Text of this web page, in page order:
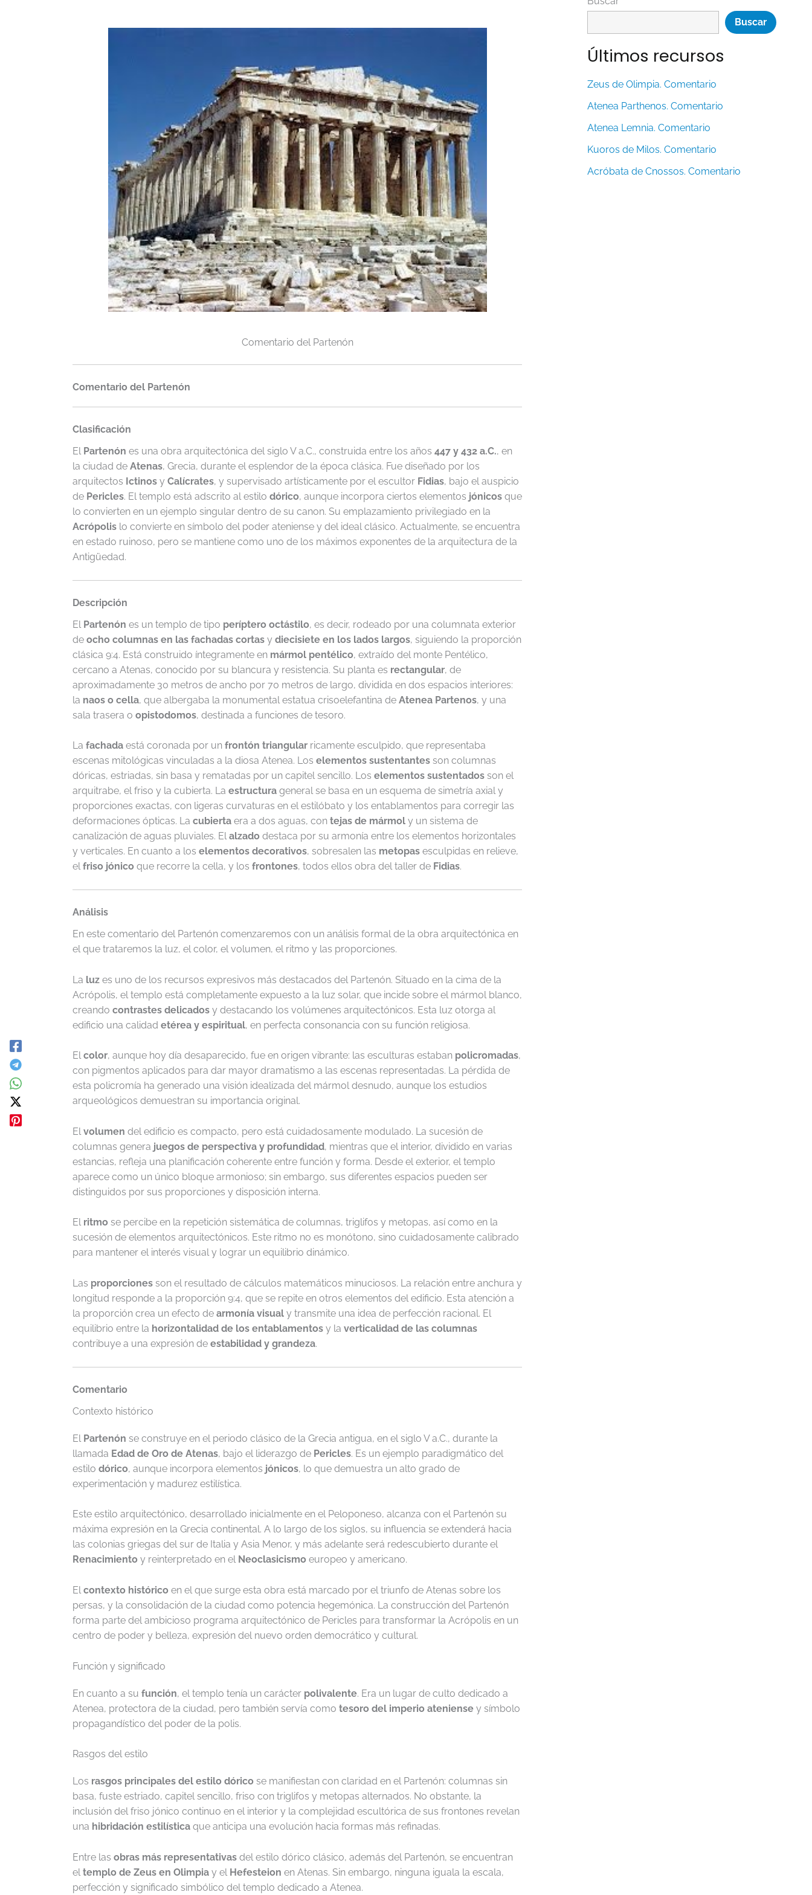
Comentario del Partenón
Comentario del Partenón
Clasificación
El Partenón es una obra arquitectónica del siglo V a.C., construida entre los años 447 y 432 a.C., en
la ciudad de Atenas, Grecia, durante el esplendor de la época clásica. Fue diseñado por los
arquitectos Ictinos y Calícrates, y supervisado artísticamente por el escultor Fidias, bajo el auspicio
de Pericles. El templo está adscrito al estilo dórico, aunque incorpora ciertos elementos jónicos que
lo convierten en un ejemplo singular dentro de su canon. Su emplazamiento privilegiado en la
Acrópolis lo convierte en símbolo del poder ateniense y del ideal clásico. Actualmente, se encuentra
en estado ruinoso, pero se mantiene como uno de los máximos exponentes de la arquitectura de la
Antigüedad.
Descripción
El Partenón es un templo de tipo períptero octástilo, es decir, rodeado por una columnata exterior
de ocho columnas en las fachadas cortas y diecisiete en los lados largos, siguiendo la proporción
clásica 9:4. Está construido íntegramente en mármol pentélico, extraído del monte Pentélico,
cercano a Atenas, conocido por su blancura y resistencia. Su planta es rectangular, de
aproximadamente 30 metros de ancho por 70 metros de largo, dividida en dos espacios interiores:
la naos o cella, que albergaba la monumental estatua crisoelefantina de Atenea Partenos, y una
sala trasera o opistodomos, destinada a funciones de tesoro.
La fachada está coronada por un frontón triangular ricamente esculpido, que representaba
escenas mitológicas vinculadas a la diosa Atenea. Los elementos sustentantes son columnas
dóricas, estriadas, sin basa y rematadas por un capitel sencillo. Los elementos sustentados son el
arquitrabe, el friso y la cubierta. La estructura general se basa en un esquema de simetría axial y
proporciones exactas, con ligeras curvaturas en el estilóbato y los entablamentos para corregir las
deformaciones ópticas. La cubierta era a dos aguas, con tejas de mármol y un sistema de
canalización de aguas pluviales. Elalzado destaca por su armonía entre los elementos horizontales
y verticales. En cuanto a los elementos decorativos, sobresalen las metopas esculpidas en relieve,
elfriso jónico que recorre la cella, y los frontones, todos ellos obra del taller de Fidias.
Análisis
En este comentario del Partenón comenzaremos con un análisis formal de la obra arquitectónica en
el que trataremos la luz, el color, el volumen, el ritmo y las proporciones.
La luz es uno de los recursos expresivos más destacados del Partenón. Situado en la cima de la
Acrópolis, el templo está completamente expuesto a la luz solar, que incide sobre el mármol blanco,
creando contrastes delicados y destacando los volúmenes arquitectónicos. Esta luz otorga al
edificio una calidad etérea y espiritual, en perfecta consonancia con su función religiosa.
Elcolor, aunque hoy día desaparecido, fue en origen vibrante: las esculturas estaban policromadas,
con pigmentos aplicados para dar mayor dramatismo a las escenas representadas. La pérdida de
esta policromía ha generado una visión idealizada del mármol desnudo, aunque los estudios
arqueológicos demuestran su importancia original.
Elvolumen del edificio es compacto, pero está cuidadosamente modulado. La sucesión de
columnas genera juegos de perspectiva y profundidad, mientras que el interior, dividido en varias
estancias, refleja una planificación coherente entre función y forma. Desde el exterior, el templo
aparece como un único bloque armonioso; sin embargo, sus diferentes espacios pueden ser
distinguidos por sus proporciones y disposición interna.
El ritmo se percibe en la repetición sistemática de columnas, triglifos y metopas, así como en la
sucesión de elementos arquitectónicos. Este ritmo no es monótono, sino cuidadosamente calibrado
para mantener el interés visual y lograr un equilibrio dinámico.
Las proporciones son el resultado de cálculos matemáticos minuciosos. La relación entre anchura y
longitud responde a la proporción 9:4, que se repite en otros elementos del edificio. Esta atención a
la proporción crea un efecto de armonía visual y transmite una idea de perfección racional. El
equilibrio entre la horizontalidad de los entablamentos y la verticalidad de las columnas
contribuye a una expresión de estabilidad y grandeza.
Comentario
Contexto histórico
El Partenón se construye en el periodo clásico de la Grecia antigua, en el siglo V a.C., durante la
llamada Edad de Oro de Atenas, bajo el liderazgo de Pericles. Es un ejemplo paradigmático del
estilo dórico, aunque incorpora elementos jónicos, lo que demuestra un alto grado de
experimentación y madurez estilística.
Este estilo arquitectónico, desarrollado inicialmente en el Peloponeso, alcanza con el Partenón su
máxima expresión en la Grecia continental. A lo largo de los siglos, su influencia se extenderá hacia
las colonias griegas del sur de Italia y Asia Menor, y más adelante será redescubierto durante el
Renacimiento y reinterpretado en el Neoclasicismo europeo y americano.
Elcontexto histórico en el que surge esta obra está marcado por el triunfo de Atenas sobre los
persas, y la consolidación de la ciudad como potencia hegemónica. La construcción del Partenón
forma parte del ambicioso programa arquitectónico de Pericles para transformar la Acrópolis en un
centro de poder y belleza, expresión del nuevo orden democrático y cultural.
Función y significado
En cuanto a su función, el templo tenía un carácter polivalente. Era un lugar de culto dedicado a
Atenea, protectora de la ciudad, pero también servía como tesoro del imperio ateniense y símbolo
propagandístico del poder de la polis.
Rasgos del estilo
Los rasgos principales del estilo dórico se manifiestan con claridad en el Partenón: columnas sin
basa, fuste estriado, capitel sencillo, friso con triglifos y metopas alternados. No obstante, la
inclusión del friso jónico continuo en el interior y la complejidad escultórica de sus frontones revelan
una hibridación estilística que anticipa una evolución hacia formas más refinadas.
Entre las obras más representativas del estilo dórico clásico, además del Partenón, se encuentran
eltemplo de Zeus en Olimpia y el Hefesteion en Atenas. Sin embargo, ninguna iguala la escala,
perfección y significado simbólico del templo dedicado a Atenea.
Buscar
Últimos recursos
Zeus de Olimpia. Comentario
Atenea Parthenos. Comentario
Atenea Lemnia. Comentario
Kuoros de Milos. Comentario
Acróbata de Cnossos. Comentario